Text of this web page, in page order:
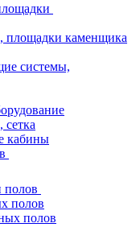
каменщика
системы,
сетка
кабины
полов
полов